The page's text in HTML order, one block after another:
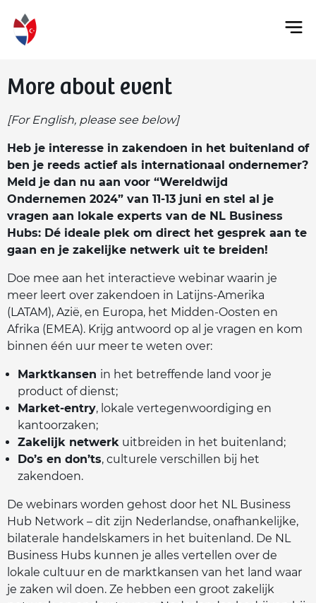
More about event
[For English, please see below]
Heb je interesse in zakendoen in het buitenland of
ben je reeds actief als internationaal ondernemer?
Meld je dan nu aan voor “Wereldwijd
Ondernemen 2024” van 11-13 juni en stel al je
vragen aan lokale experts van de NL Business
Hubs: Dé ideale plek om direct het gesprek aan te
gaan en je zakelijke netwerk uit te breiden!
Doe mee aan het interactieve webinar waarin je
meer leert over zakendoen in Latijns-Amerika
(LATAM), Azië, en Europa, het Midden-Oosten en
Afrika (EMEA). Krijg antwoord op al je vragen en kom
binnen één uur meer te weten over:
Marktkansen in het betreffende land voor je
product of dienst;
Market-entry, lokale vertegenwoordiging en
kantoorzaken;
Zakelijk netwerk uitbreiden in het buitenland;
Do’s en don’ts, culturele verschillen bij het
zakendoen.
De webinars worden gehost door het NL Business
Hub Network – dit zijn Nederlandse, onafhankelijke,
bilaterale handelskamers in het buitenland. De NL
Business Hubs kunnen je alles vertellen over de
lokale cultuur en de marktkansen van het land waar
je zaken wil doen. Ze hebben een groot zakelijk